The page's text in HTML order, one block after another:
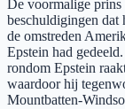
De voormalige prins
beschuldigingen dat
de omstreden
Epstein had
rondom Epstein
waardoor hij
Mountbatten-